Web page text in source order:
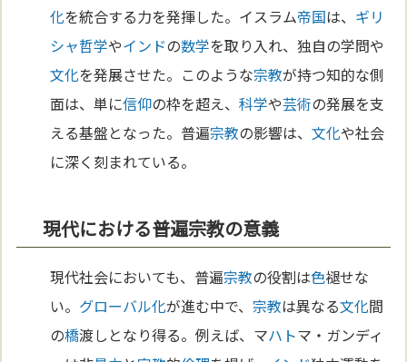
化を統合する力を発揮した。イスラム帝国は、 ギリ
シャ哲学やインドの数学を取り入れ、独自の学問や
文化を発展させた。このような宗教が持つ知的な側
面は、単に信仰の枠を超え、科学や芸術の発展を支
える基盤となった。普遍宗教の影響は、文化や社会
に深く刻まれている。
現代における普遍宗教の意義
現代社会においても、普遍宗教の役割は色褪せな
い。 グローバル化が進む中で、 宗教は異なる文化間
の橋渡しとなり得る。例えば、マハトマ・ガンディ